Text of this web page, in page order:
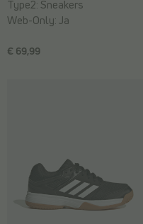
€ 69,99
Type2: Sneakers
Web-Only:Ja